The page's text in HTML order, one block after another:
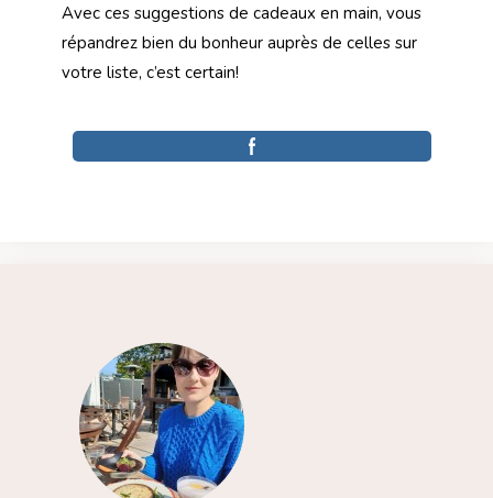
Avec ces suggestions de cadeaux en main, vous
répandrez bien du bonheur auprès de celles sur
votre liste, c’est certain!